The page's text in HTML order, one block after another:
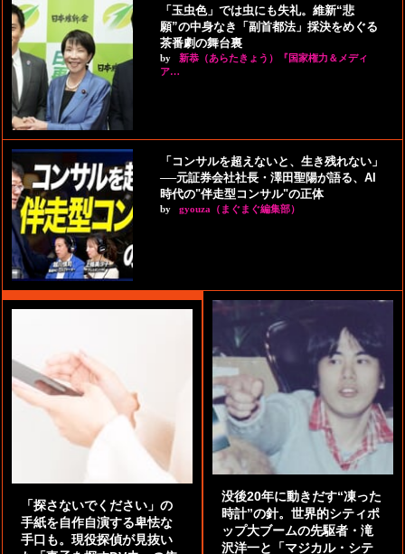
「玉虫色」では虫にも失礼。維新“悲
願”の中身なき「副首都法」採決をめぐる
茶番劇の舞台裏
by
新恭（あらたきょう）『国家権力＆メディ
ア…
「コンサルを超えないと、生き残れない」
──元証券会社社長・澤田聖陽が語る、AI
時代の"伴走型コンサル"の正体
by gyouza（まぐまぐ編集部）
「探さないでください」の
手紙を自作自演する卑怯な
手口も。現役探偵が見抜い
没後20年に動きだす“凍った
時計”の針。世界的シティポ
ップ大ブームの先駆者・滝
沢洋一と「マジカル・シテ